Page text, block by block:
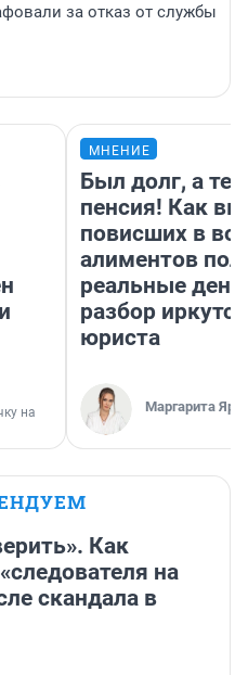
за отказ от службы
на
МНЕНИЕ
Был долг, а
пенсия! Как
повисших в
алиментов
реальные
разбор
юриста
Маргарита
Как
на
скандала в